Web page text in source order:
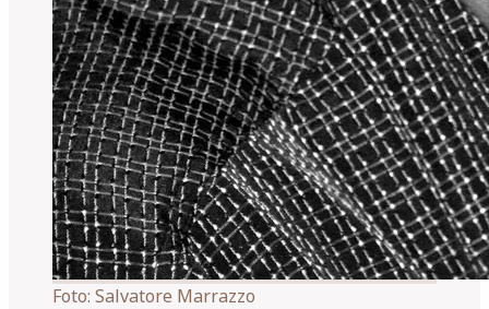
Foto: Salvatore Marrazzo